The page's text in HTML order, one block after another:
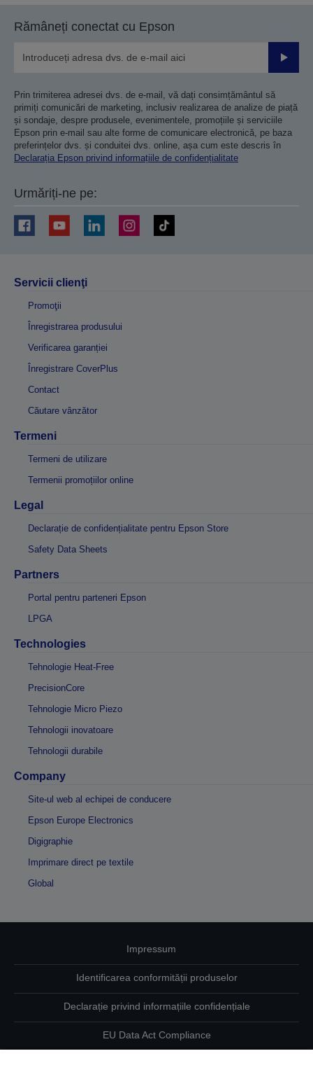
Rămâneți conectat cu Epson
Prin trimiterea adresei dvs. de e-mail, vă dați consimțământul să
primiți comunicări de marketing, inclusiv realizarea de analize de piață
și sondaje, despre produsele, evenimentele, promoțiile și serviciile
Epson prin e-mail sau alte forme de comunicare electronică, pe baza
preferințelor dvs. și conduitei dvs. online, așa cum este descris în
Declarația Epson privind informațiile de confidențialitate
Urmăriți-ne pe:
Servicii clienţi
Promoţii
Înregistrarea produsului
Verificarea garanției
Înregistrare CoverPlus
Contact
Căutare vânzător
Termeni
Termeni de utilizare
Termenii promoțiilor online
Legal
Declarație de confidențialitate pentru Epson Store
Safety Data Sheets
Partners
Portal pentru parteneri Epson
LPGA
Technologies
Tehnologie Heat-Free
PrecisionCore
Tehnologie Micro Piezo
Tehnologii inovatoare
Tehnologii durabile
Company
Site-ul web al echipei de conducere
Epson Europe Electronics
Digigraphie
Imprimare direct pe textile
Global
Impressum
Identificarea conformității produselor
Declarație privind informațiile confidențiale
EU Data Act Compliance